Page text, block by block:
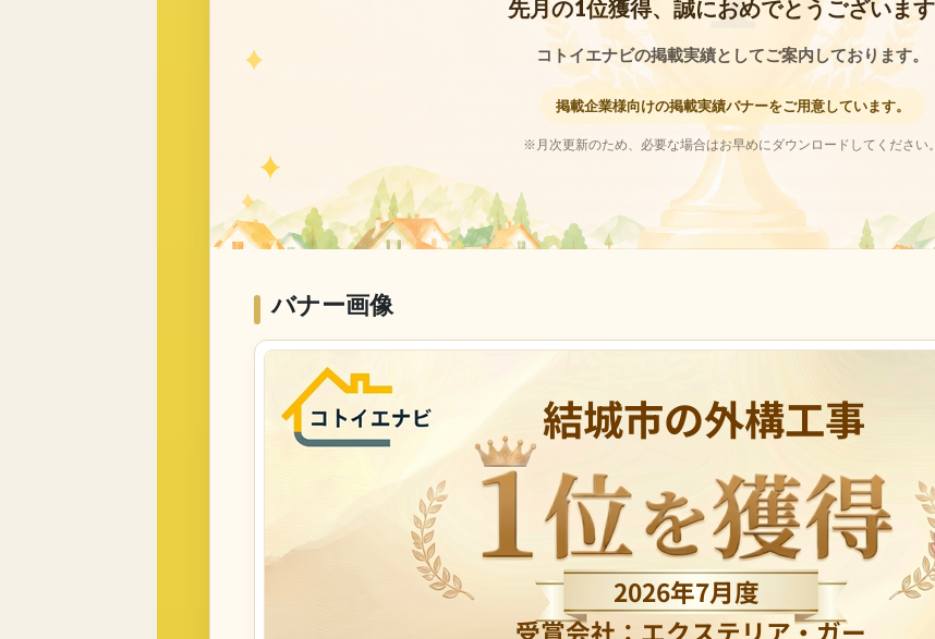
先月の1位獲得、誠におめでとうございます
コトイエナビの掲載実績としてご案内しております。
掲載企業様向けの掲載実績バナーをご用意しています。
※月次更新のため、必要な場合はお早めにダウンロードしてください。
バナー画像